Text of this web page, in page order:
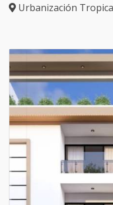
Urbanización